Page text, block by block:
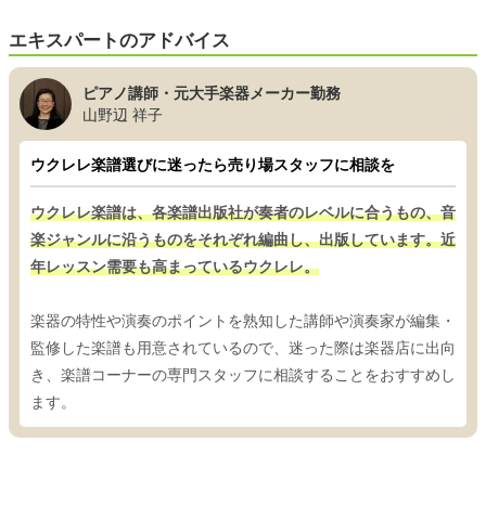
エキスパートのアドバイス
ピアノ講師・元大手楽器メーカー勤務
山野辺 祥子
ウクレレ楽譜選びに迷ったら売り場スタッフに相談を
ウクレレ楽譜は、各楽譜出版社が奏者のレベルに合うもの、音
楽ジャンルに沿うものをそれぞれ編曲し、出版しています。近
年レッスン需要も高まっているウクレレ。
楽器の特性や演奏のポイントを熟知した講師や演奏家が編集・
監修した楽譜も用意されているので、迷った際は楽器店に出向
き、楽譜コーナーの専門スタッフに相談することをおすすめし
ます。